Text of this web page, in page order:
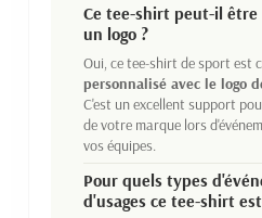
Ce tee-shirt peut-il être
un logo ?
Oui, ce tee-shirt de sport est
personnalisé avec le logo
C'est un excellent support
de votre marque lors
vos équipes.
Pour quels types
d'usages ce tee-shirt